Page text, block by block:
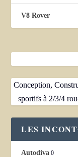
V8 Rover
Conception,
sportifs à 2/3/4
LES
Autodiva 0